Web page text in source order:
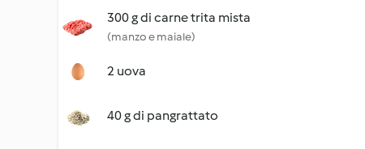
300 g di carne trita mista
(manzo e maiale)
2 uova
40 g di pangrattato